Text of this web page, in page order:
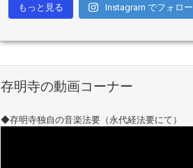
もっと見る Instagram でフォロー
存明寺の動画コーナー
◆存明寺独自の音楽法要（永代経法要にて）